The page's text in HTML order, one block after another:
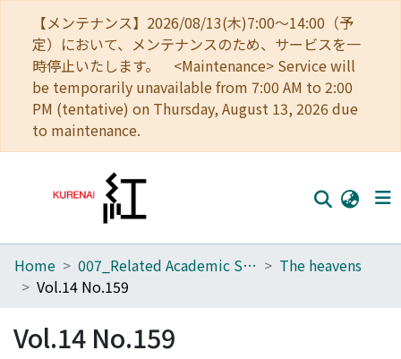
【メンテナンス】2026/08/13(木)7:00～14:00（予
定）において、メンテナンスのため、サービスを一
時停止いたします。 <Maintenance> Service will
be temporarily unavailable from 7:00 AM to 2:00
PM (tentative) on Thursday, August 13, 2026 due
to maintenance.
Home
Browse
Home 007_Related Academic Societies
The heavens
Vol.14 No.159
Vol.14 No.159